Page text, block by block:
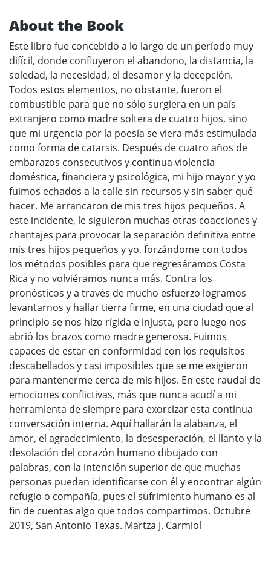
About the Book
Este libro fue concebido a lo largo de un período muy
difícil, donde confluyeron el abandono, la distancia, la
soledad, la necesidad, el desamor y la decepción.
Todos estos elementos, no obstante, fueron el
combustible para que no sólo surgiera en un país
extranjero como madre soltera de cuatro hijos, sino
que mi urgencia por la poesía se viera más estimulada
como forma de catarsis. Después de cuatro años de
embarazos consecutivos y continua violencia
doméstica, financiera y psicológica, mi hijo mayor y yo
fuimos echados a la calle sin recursos y sin saber qué
hacer. Me arrancaron de mis tres hijos pequeños. A
este incidente, le siguieron muchas otras coacciones y
chantajes para provocar la separación definitiva entre
mis tres hijos pequeños y yo, forzándome con todos
los métodos posibles para que regresáramos Costa
Rica y no volviéramos nunca más. Contra los
pronósticos y a través de mucho esfuerzo logramos
levantarnos y hallar tierra firme, en una ciudad que al
principio se nos hizo rígida e injusta, pero luego nos
abrió los brazos como madre generosa. Fuimos
capaces de estar en conformidad con los requisitos
descabellados y casi imposibles que se me exigieron
para mantenerme cerca de mis hijos. En este raudal de
emociones conflictivas, más que nunca acudí a mi
herramienta de siempre para exorcizar esta continua
conversación interna. Aquí hallarán la alabanza, el
amor, el agradecimiento, la desesperación, el llanto y la
desolación del corazón humano dibujado con
palabras, con la intención superior de que muchas
personas puedan identificarse con él y encontrar algún
refugio o compañía, pues el sufrimiento humano es al
fin de cuentas algo que todos compartimos. Octubre
2019, San Antonio Texas. Martza J. Carmiol